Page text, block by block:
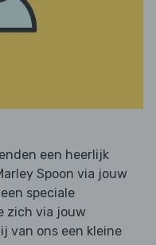
een heerlijk
Spoon via jouw
speciale
zich via jouw
van ons een kleine